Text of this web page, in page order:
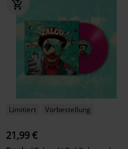
Limitiert Vorbestellung
21,99 €